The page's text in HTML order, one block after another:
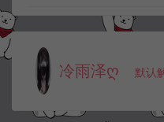
冷雨泽ღ 默认